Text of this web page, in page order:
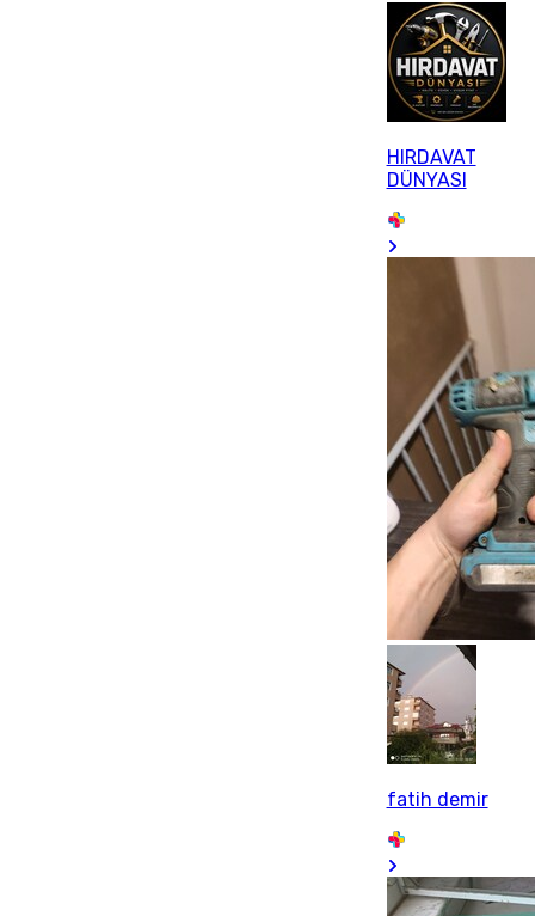
HIRDAVAT
DÜNYASI
fatih demir